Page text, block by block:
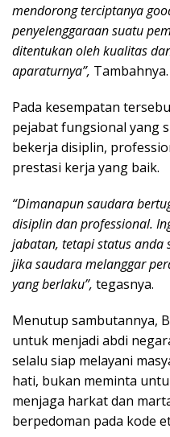
mendorong terciptanya
penyelenggaraan suatu
ditentukan oleh kualitas
aparaturnya”, Tambahnya.
Pada kesempatan
pejabat fungsional yang
bekerja disiplin,
prestasi kerja yang baik.
“Dimanapun saudara
disiplin dan professional.
jabatan, tetapi status anda
jika saudara melanggar
yang berlaku”, tegasnya.
Menutup sambutannya,
untuk menjadi abdi
selalu siap melayani
hati, bukan meminta
menjaga harkat dan
berpedoman pada kode